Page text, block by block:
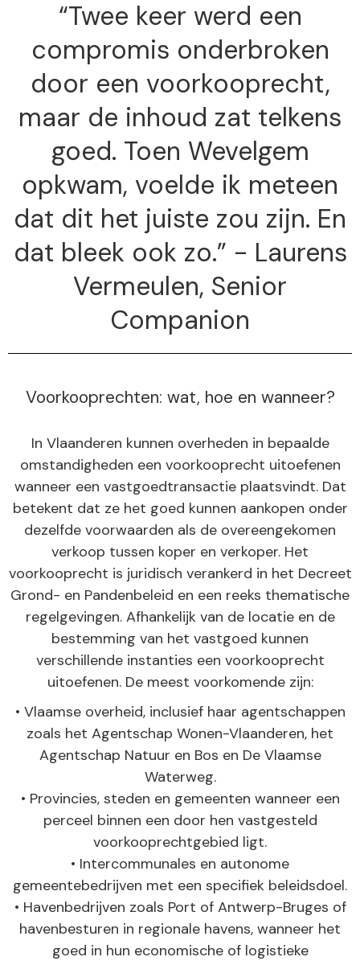
“Twee keer werd een
compromis onderbroken
door een voorkooprecht,
maar de inhoud zat telkens
goed. Toen Wevelgem
opkwam, voelde ik meteen
dat dit het juiste zou zijn. En
dat bleek ook zo.” - Laurens
Vermeulen, Senior
Companion
Voorkooprechten: wat, hoe en wanneer?
In Vlaanderen kunnen overheden in bepaalde
omstandigheden een voorkooprecht uitoefenen
wanneer een vastgoedtransactie plaatsvindt. Dat
betekent dat ze het goed kunnen aankopen onder
dezelfde voorwaarden als de overeengekomen
verkoop tussen koper en verkoper. Het
voorkooprecht is juridisch verankerd in het Decreet
Grond- en Pandenbeleid en een reeks thematische
regelgevingen. Afhankelijk van de locatie en de
bestemming van het vastgoed kunnen
verschillende instanties een voorkooprecht
uitoefenen. De meest voorkomende zijn:
• Vlaamse overheid, inclusief haar agentschappen
zoals het Agentschap Wonen-Vlaanderen, het
Agentschap Natuur en Bos en De Vlaamse
Waterweg.
• Provincies, steden en gemeenten wanneer een
perceel binnen een door hen vastgesteld
voorkooprechtgebied ligt.
• Intercommunales en autonome
gemeentebedrijven met een specifiek beleidsdoel.
• Havenbedrijven zoals Port of Antwerp-Bruges of
havenbesturen in regionale havens, wanneer het
goed in hun economische of logistieke